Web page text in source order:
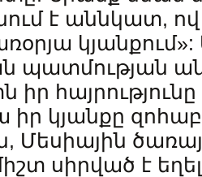
է աննկատ, ով
կյանքում»:
պատմության
իր
իր կյանքը
Մեսիային
սիրված է